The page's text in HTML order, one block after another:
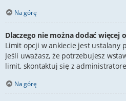
Na górę
Dlaczego nie można dodać więcej
Limit opcji w ankiecie jest ustalany
Jeśli uważasz, że potrzebujesz
limit, skontaktuj się z
Na górę